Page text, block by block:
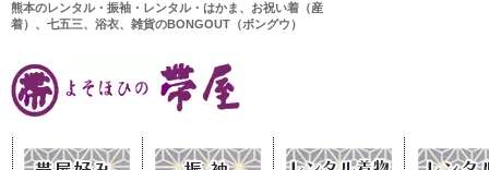
熊本のレンタル・振袖・レンタル・はかま、お祝い着（産
着）、七五三、浴衣、雑貨のBONGOUT（ボングウ）